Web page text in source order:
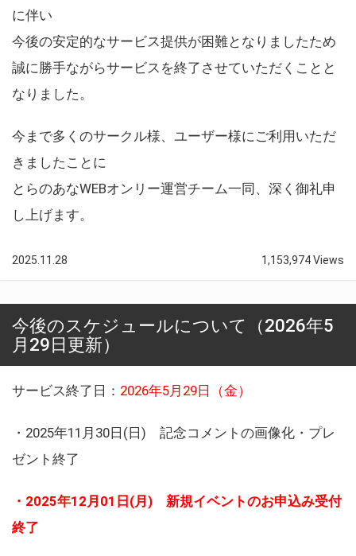
に伴い
今後の安定的なサービス提供が困難となりましたため
誠に勝手ながらサービスを終了させていただくことと
なりました。
今まで多くのサークル様、ユーザー様にご利用いただ
きましたことに
とらのあなWEBオンリー運営チーム一同、深く御礼申
し上げます。
2025.11.28 1,153,974 Views
今後のスケジュールについて（2026年5
月29日更新）
サービス終了日： 2026年5月29日（金）
・2025年11月30日(日) 記念コメントの画像化・プレ
ゼント終了
・2025年12月01日(月) 新規イベントのお申込み受付
終了